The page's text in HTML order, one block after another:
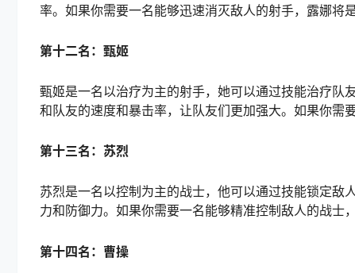
率。如果你需要一名能够迅速消灭敌人的射手，露娜将
第十二名：甄姬
甄姬是一名以治疗为主的射手，她可以通过技能治疗队
和队友的速度和暴击率，让队友们更加强大。如果你需
第十三名：苏烈
苏烈是一名以控制为主的战士，他可以通过技能锁定敌
力和防御力。如果你需要一名能够精准控制敌人的战士
第十四名：曹操